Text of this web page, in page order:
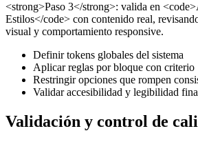
<strong>Paso 3</strong>: valida en
Estilos</code> con contenido real,
visual y comportamiento responsive.
Definir tokens globales del sistema
Aplicar reglas por bloque con criterio
Restringir opciones que rompen
Validar accesibilidad y legibilidad
Validación y control de